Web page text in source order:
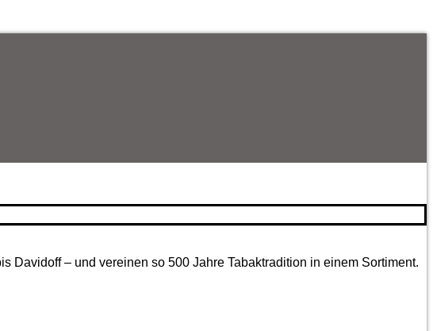
Davidoff – und vereinen so 500 Jahre Tabaktradition in einem Sortiment.